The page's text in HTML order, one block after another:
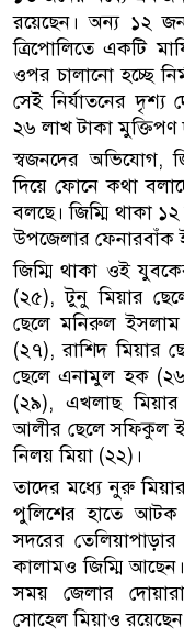
রয়েছেন। অন্য ১২
ত্রিপোলিতে একটি
ওপর চালানো হচ্ছে
সেই নির্যাতনের দৃশ্য
২৬ লাখ টাকা মুক্তিপণ
স্বজনদের অভিযোগ,
দিয়ে ফোনে কথা
বলছে। জিম্মি থাকা
উপজেলার ফেনারবাঁক
জিম্মি থাকা ওই
(২৫), টুনু মিয়ার
ছেলে মনিরুল
(২৭), রাশিদ মিয়ার
ছেলে এনামুল হক
(২৯), এখলাছ
আলীর ছেলে সফিকুল
নিলয় মিয়া (২২)।
তাদের মধ্যে নুরু
পুলিশের হাতে আটক
সদরের
কালামও জিম্মি
সময় জেলার
সোহেল মিয়াও